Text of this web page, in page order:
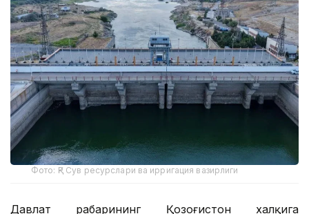
Фото: ҚР Сув ресурслари ва ирригация вазирлиги
Давлат раҳбарининг Қозоғистон халқига